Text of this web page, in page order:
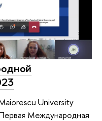
University
Международная